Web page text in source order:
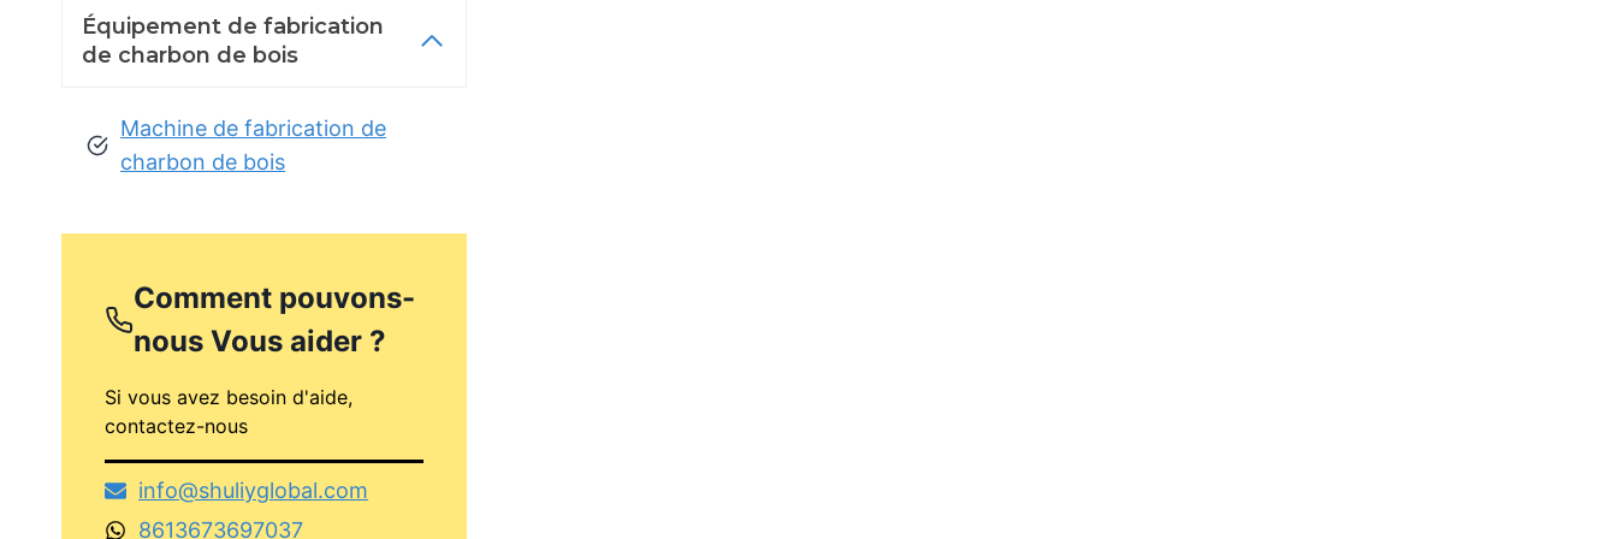
Équipement de fabrication
de charbon de bois
Machine de fabrication de
charbon de bois
Comment pouvons-
nous Vous aider ?
Si vous avez besoin d'aide,
contactez-nous
info@shuliyglobal.com
8613673697037